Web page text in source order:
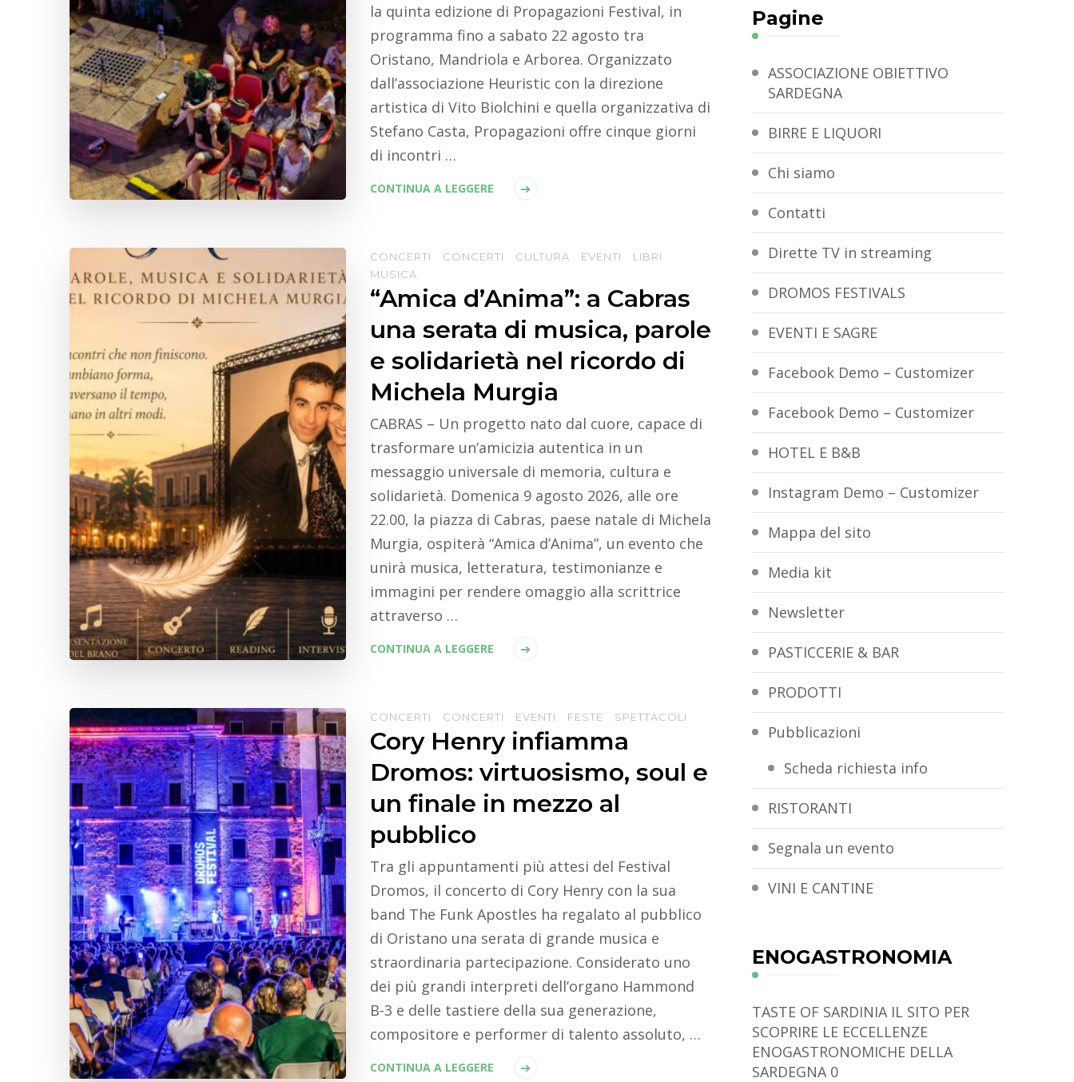
la quinta edizione di Propagazioni Festival, in
programma fino a sabato 22 agosto tra
Oristano, Mandriola e Arborea. Organizzato
dall’associazione Heuristic con la direzione
artistica di Vito Biolchini e quella organizzativa di
Stefano Casta, Propagazioni offre cinque giorni
di incontri …
CONTINUA A LEGGERE
CONCERTI CONCERTI CULTURA EVENTI
LIBRI
MUSICA
“Amica d’Anima”: a Cabras
una serata di musica, parole
e solidarietà nel ricordo di
Michela Murgia
CABRAS – Un progetto nato dal cuore, capace di
trasformare un’amicizia autentica in un
messaggio universale di memoria, cultura e
solidarietà. Domenica 9 agosto 2026, alle ore
22.00, la piazza di Cabras, paese natale di Michela
Murgia, ospiterà “Amica d’Anima”, un evento che
unirà musica, letteratura, testimonianze e
immagini per rendere omaggio alla scrittrice
attraverso …
CONTINUA A LEGGERE
CONCERTI CONCERTI EVENTI FESTE SPETTACOLI
Cory Henry infiamma
Dromos: virtuosismo, soul e
un finale in mezzo al
pubblico
Tra gli appuntamenti più attesi del Festival
Dromos, il concerto di Cory Henry con la sua
band The Funk Apostles ha regalato al pubblico
di Oristano una serata di grande musica e
straordinaria partecipazione. Considerato uno
dei più grandi interpreti dell’organo Hammond
B-3 e delle tastiere della sua generazione,
compositore e performer di talento assoluto, …
CONTINUA A LEGGERE
Pagine
ASSOCIAZIONE OBIETTIVO
SARDEGNA
BIRRE E LIQUORI
Chi siamo
Contatti
Dirette TV in streaming
DROMOS FESTIVALS
EVENTI E SAGRE
Facebook Demo – Customizer
Facebook Demo – Customizer
HOTEL E B&B
Instagram Demo – Customizer
Mappa del sito
Media kit
Newsletter
PASTICCERIE & BAR
PRODOTTI
Pubblicazioni
Scheda richiesta info
RISTORANTI
Segnala un evento
VINI E CANTINE
ENOGASTRONOMIA
TASTE OF SARDINIA IL SITO PER
SCOPRIRE LE ECCELLENZE
ENOGASTRONOMICHE DELLA
SARDEGNA 0